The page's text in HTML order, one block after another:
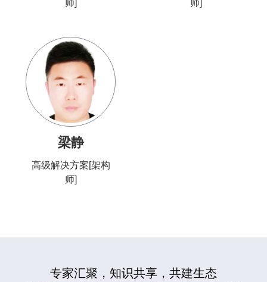
师] 师]
梁静
高级解决方案[架构
师]
专家汇聚，知识共享，共建生态